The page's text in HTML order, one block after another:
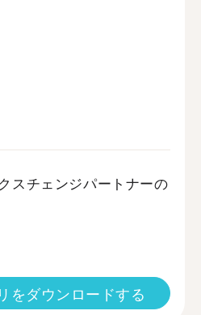
スチェンジパートナーの
をダウンロードする